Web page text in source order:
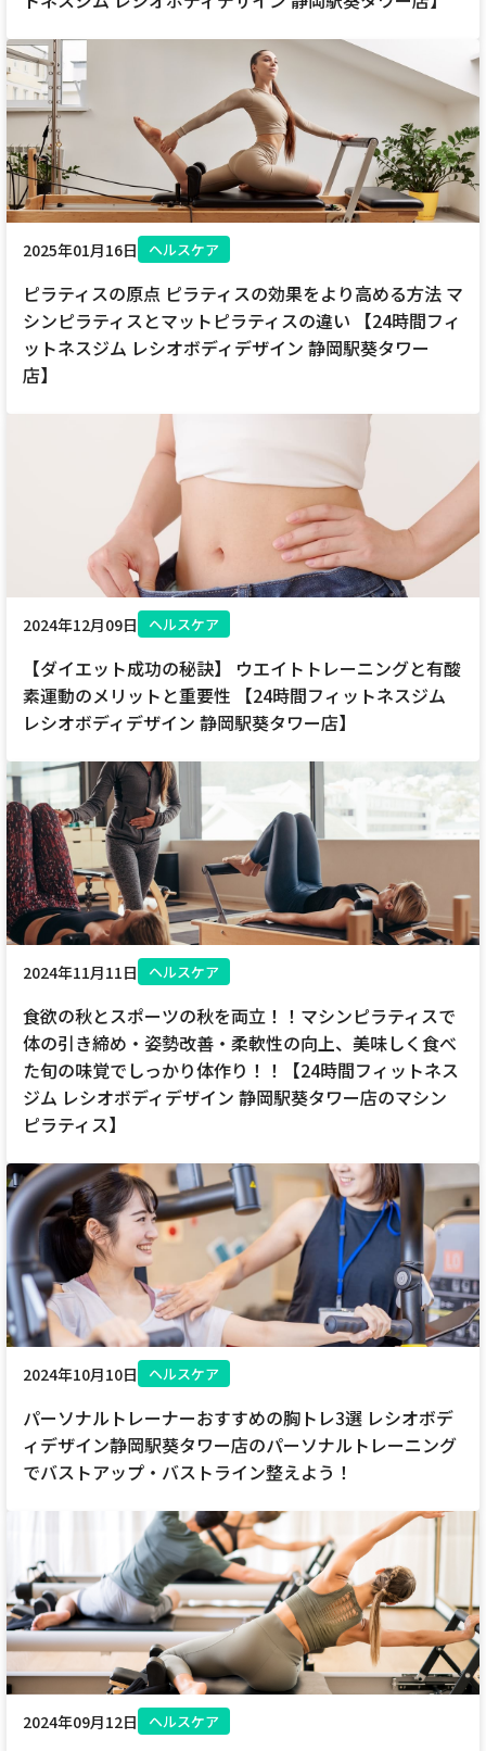
2025年01月16日 ヘルスケア
ピラティスの原点 ピラティスの効果をより高める方法 マ
シンピラティスとマットピラティスの違い 【24時間フィ
ットネスジム レシオボディデザイン 静岡駅葵タワー
店】
2024年12月09日 ヘルスケア
【ダイエット成功の秘訣】 ウエイトトレーニングと有酸
素運動のメリットと重要性 【24時間フィットネスジム
レシオボディデザイン 静岡駅葵タワー店】
2024年11月11日 ヘルスケア
食欲の秋とスポーツの秋を両立！！マシンピラティスで
体の引き締め・姿勢改善・柔軟性の向上、美味しく食べ
た旬の味覚でしっかり体作り！！【24時間フィットネス
ジム レシオボディデザイン 静岡駅葵タワー店のマシン
ピラティス】
2024年10月10日 ヘルスケア
パーソナルトレーナーおすすめの胸トレ3選 レシオボデ
ィデザイン静岡駅葵タワー店のパーソナルトレーニング
でバストアップ・バストライン整えよう！
2024年09月12日 ヘルスケア